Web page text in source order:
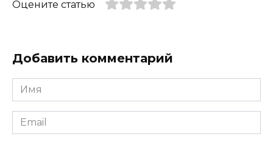
Оцените статью
Добавить комментарий
Имя
*
Email
*